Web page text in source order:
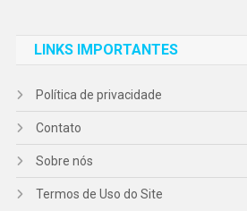
LINKS IMPORTANTES
Política de privacidade
Contato
Sobre nós
Termos de Uso do Site